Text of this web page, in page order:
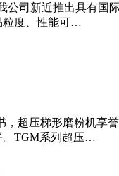
公司新近推出具有国
粒度、性能可…
，超压梯形磨粉机享
。TGM系列超压…